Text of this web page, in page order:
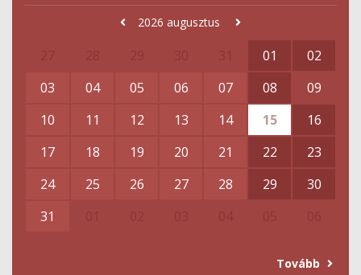
2026 augusztus
01
02
03
04 05 06 07 08
09
10
11 12 13 14 15
16
17
18 19 20 21 22
23
24
25 26 27 28 29
30
31
Tovább